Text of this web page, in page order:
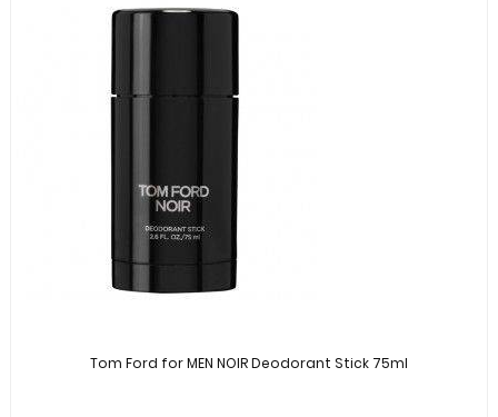
Tom Ford for MEN NOIR Deodorant Stick 75ml